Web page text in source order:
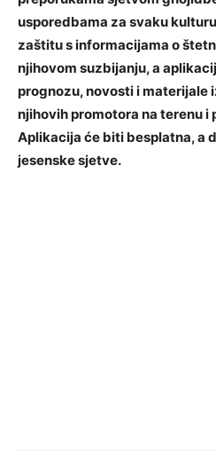
usporedbama za svaku
zaštitu s informacijama o
njihovom suzbijanju, a
prognozu, novosti i materijale
njihovih promotora na terenu i
Aplikacija će biti besplatna, a
jesenske sjetve.